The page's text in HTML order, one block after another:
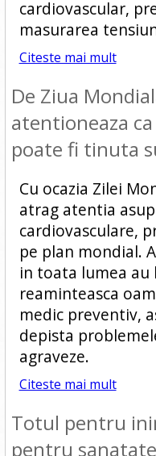
cardiovascular,
masurarea
Citeste mai mult
De Ziua
atentioneaza
poate fi tinuta
Cu ocazia Zilei
atrag atentia
cardiovasculare,
pe plan mondial.
in toata lumea au
reaminteasca
medic preventiv,
depista
agraveze.
Citeste mai mult
Totul pentru
pentru